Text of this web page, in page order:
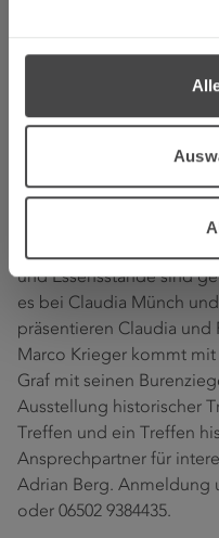
gehört schon
Auf dem Platz Champs
Schule“ gibt es am
Sonntag von 11 bis 18
und Bauernmarkt mit
und Essensstände sind
es bei Claudia Münch
präsentieren Claudia und
Marco Krieger kommt
Graf mit seinen
Ausstellung historischer
Treffen und ein Treffen
Ansprechpartner für
Adrian Berg. Anmeldung
oder 06502 9384435.